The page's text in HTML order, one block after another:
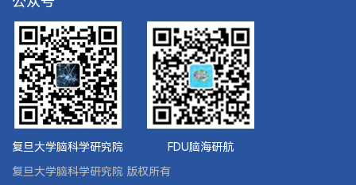
复旦大学脑科学研究院
FDU脑海研航
复旦大学脑科学研究院 版权所有